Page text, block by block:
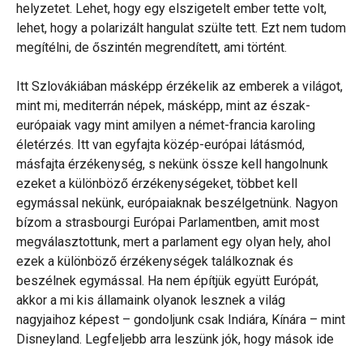
helyzetet. Lehet, hogy egy elszigetelt ember tette volt,
lehet, hogy a polarizált hangulat szülte tett. Ezt nem tudom
megítélni, de őszintén megrendített, ami történt.
Itt Szlovákiában másképp érzékelik az emberek a világot,
mint mi, mediterrán népek, másképp, mint az észak-
európaiak vagy mint amilyen a német-francia karoling
életérzés. Itt van egyfajta közép-európai látásmód,
másfajta érzékenység, s nekünk össze kell hangolnunk
ezeket a különböző érzékenységeket, többet kell
egymással nekünk, európaiaknak beszélgetnünk. Nagyon
bízom a strasbourgi Európai Parlamentben, amit most
megválasztottunk, mert a parlament egy olyan hely, ahol
ezek a különböző érzékenységek találkoznak és
beszélnek egymással. Ha nem építjük együtt Európát,
akkor a mi kis államaink olyanok lesznek a világ
nagyjaihoz képest – gondoljunk csak Indiára, Kínára – mint
Disneyland. Legfeljebb arra leszünk jók, hogy mások ide